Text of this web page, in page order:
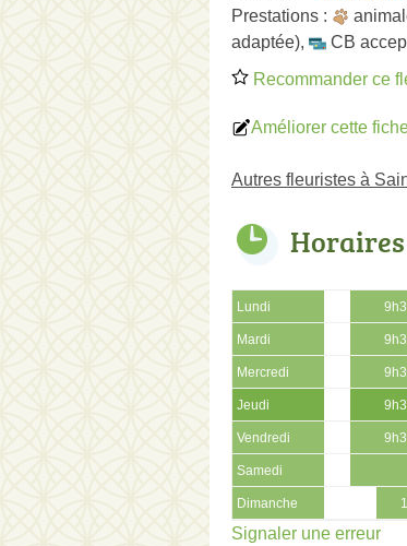
Prestations :
adaptée), CB
Recommander ce
Améliorer cette
Autres fleuristes à
Horaires
Lundi
Mardi
Mercredi
Jeudi
Vendredi
Samedi
Dimanche
Signaler une erreur